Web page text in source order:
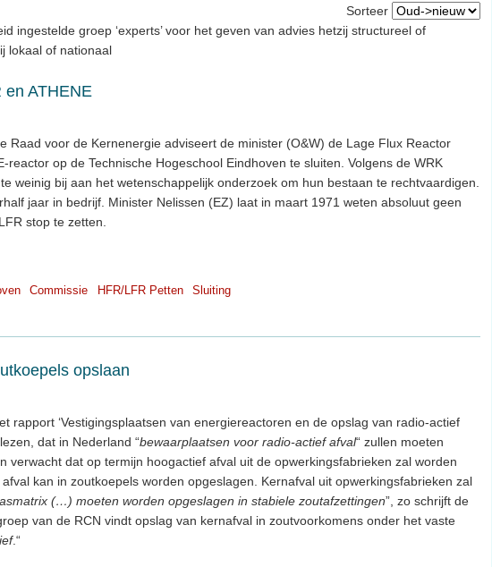
Sorteer
ingestelde groep ‘experts’ voor het geven van advies hetzij structureel of
lokaal of nationaal
ATHENE
Raad voor de Kernenergie adviseert de minister (O&W) de Lage Flux Reactor
reactor op de Technische Hogeschool Eindhoven te sluiten. Volgens de WRK
weinig bij aan het wetenschappelijk onderzoek om hun bestaan te rechtvaardigen.
jaar in bedrijf. Minister Nelissen (EZ) laat in maart 1971 weten absoluut geen
stop te zetten.
Commissie HFR/LFR Petten Sluiting
opslaan
rapport ‘Vestigingsplaatsen van energiereactoren en de opslag van radio-actief
dat in Nederland “bewaarplaatsen voor radio-actief afval“ zullen moeten
verwacht dat op termijn hoogactief afval uit de opwerkingsfabrieken zal worden
kan in zoutkoepels worden opgeslagen. Kernafval uit opwerkingsfabrieken zal
(…) moeten worden opgeslagen in stabiele zoutafzettingen”, zo schrijft de
van de RCN vindt opslag van kernafval in zoutvoorkomens onder het vaste
.“